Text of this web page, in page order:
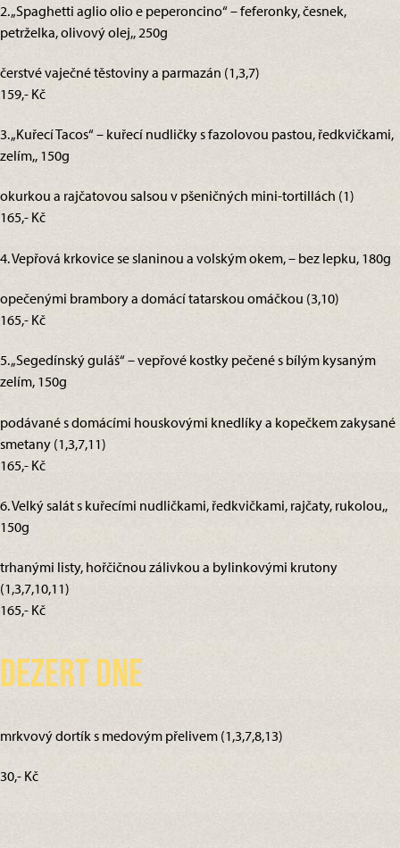
2. „Spaghetti aglio olio e peperoncino“ – feferonky, česnek,
petrželka, olivový olej,, 250g
čerstvé vaječné těstoviny a parmazán (1,3,7)
159,- Kč
3. „Kuřecí Tacos“ – kuřecí nudličky s fazolovou pastou, ředkvičkami,
zelím,, 150g
okurkou a rajčatovou salsou v pšeničných mini-tortillách (1)
165,- Kč
4. Vepřová krkovice se slaninou a volským okem, – bez lepku, 180g
opečenými brambory a domácí tatarskou omáčkou (3,10)
165,- Kč
5. „Segedínský guláš“ – vepřové kostky pečené s bílým kysaným
zelím, 150g
podávané s domácími houskovými knedlíky a kopečkem zakysané
smetany (1,3,7,11)
165,- Kč
6. Velký salát s kuřecími nudličkami, ředkvičkami, rajčaty, rukolou,,
150g
trhanými listy, hořčičnou zálivkou a bylinkovými krutony
(1,3,7,10,11)
165,- Kč
Dezert dne
mrkvový dortík s medovým přelivem (1,3,7,8,13)
30,- Kč